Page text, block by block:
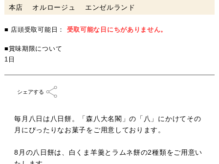
本店 オルロージュ エンゼルランド
■ 店頭受取可能日： 受取可能な日にちがありません。
■賞味期限について
1日
シェアする
毎月八日は八日餅。「森八大名閣」の「八」にかけてその
月にぴったりなお菓子をご用意しております。
8月の八日餅は、白くま羊羹とラムネ餅の2種類をご用意い